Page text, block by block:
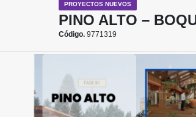
PROYECTOS NUEVOS
PINO ALTO –
Código. 9771319